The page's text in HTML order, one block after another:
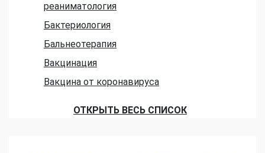
реаниматология
Бактериология
Бальнеотерапия
Вакцинация
Вакцина от коронавируса
ОТКРЫТЬ ВЕСЬ СПИСОК